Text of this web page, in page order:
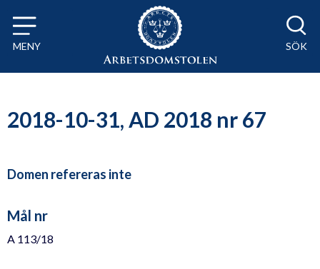
Till innehåll på sidan x
MENY SÖK
2018-10-31, AD 2018 nr 67
Domen refereras inte
Mål nr
A 113/18